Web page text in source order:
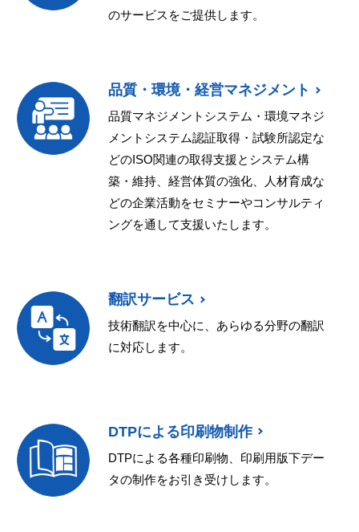
のサービスをご提供します。
品質・環境・経営マネジメント
品質マネジメントシステム・環境マネジ
メントシステム認証取得・試験所認定な
どのISO関連の取得支援とシステム構
築・維持、経営体質の強化、人材育成な
どの企業活動をセミナーやコンサルティ
ングを通して支援いたします。
翻訳サービス
技術翻訳を中心に、あらゆる分野の翻訳
に対応します。
DTPによる印刷物制作
DTPによる各種印刷物、印刷用版下デー
タの制作をお引き受けします。